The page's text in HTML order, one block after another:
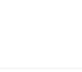
supplémentaire